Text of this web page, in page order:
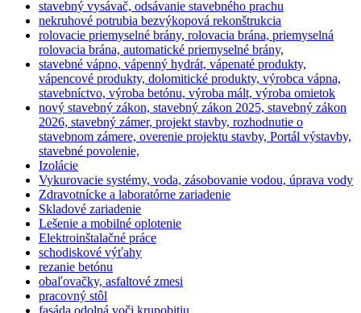
stavebný vysávač, odsávanie stavebného prachu
nekruhové potrubia bezvýkopová rekonštrukcia
rolovacie priemyselné brány, rolovacia brána, priemyselná
rolovacia brána, automatické priemyselné brány,
stavebné vápno, vápenný hydrát, vápenaté produkty,
vápencové produkty, dolomitické produkty, výrobca vápna,
stavebníctvo, výroba betónu, výroba mált, výroba omietok
nový stavebný zákon, stavebný zákon 2025, stavebný zákon
2026, stavebný zámer, projekt stavby, rozhodnutie o
stavebnom zámere, overenie projektu stavby, Portál výstavby,
stavebné povolenie,
Izolácie
Vykurovacie systémy, voda, zásobovanie vodou, úprava vody
Zdravotnícke a laboratórne zariadenie
Skladové zariadenie
Lešenie a mobilné oplotenie
Elektroinštalačné práce
schodiskové výťahy
rezanie betónu
obaľovačky, asfaltové zmesi
pracovný stôl